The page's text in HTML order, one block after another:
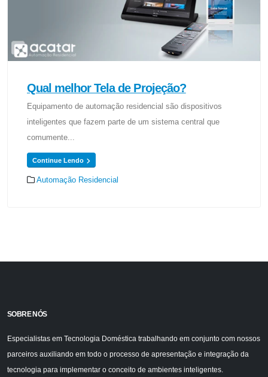
Qual melhor Tela de Projeção?
Equipamento de automação residencial são dispositivos
inteligentes que fazem parte de um sistema central que
comumente...
Continue Lendo
Automação Residencial
SOBRE NÓS
Especialistas em Tecnologia Doméstica trabalhando em conjunto com nossos
parceiros auxiliando em todo o processo de apresentação e integração da
tecnologia para implementar o conceito de ambientes inteligentes.